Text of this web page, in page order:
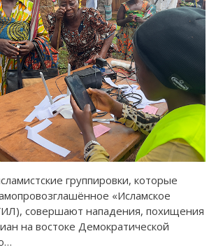
группировки, которые
«Исламское
совершают нападения, похищения
на востоке Демократической